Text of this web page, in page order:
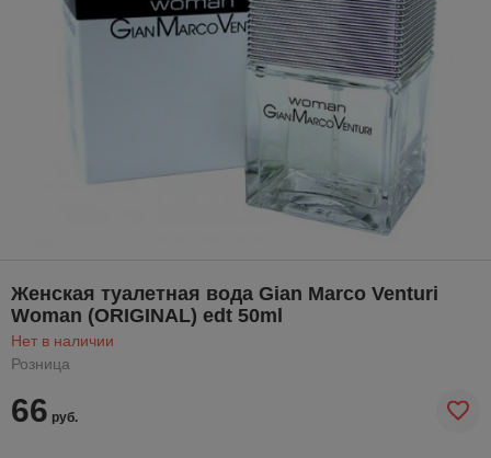
Женская туалетная вода Gian Marco Venturi
Woman (ORIGINAL) edt 50ml
Нет в наличии
Розница
66 руб.